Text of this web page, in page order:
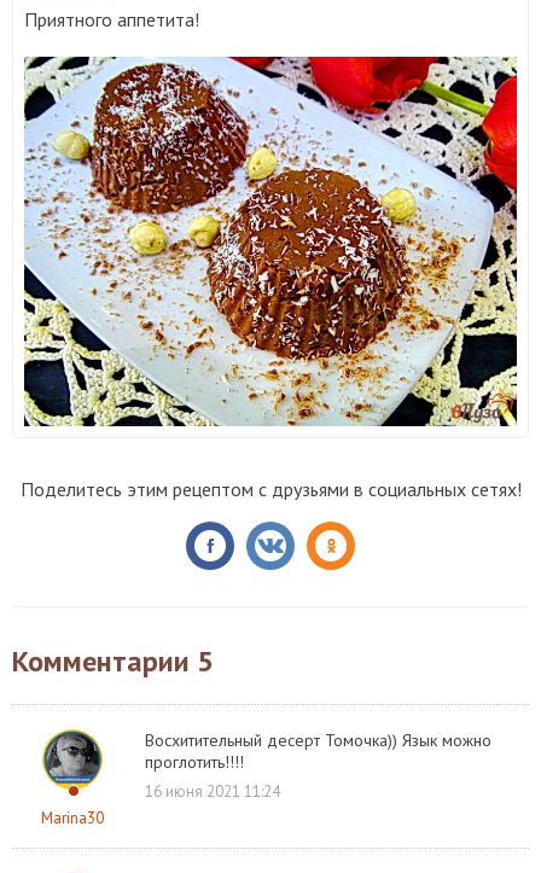
Приятного аппетита!
Поделитесь этим рецептом с друзьями в социальных сетях!
Комментарии 5
Marina30
Восхитительный десерт Томочка)) Язык можно
проглотить!!!!
16 июня 2021 11:24